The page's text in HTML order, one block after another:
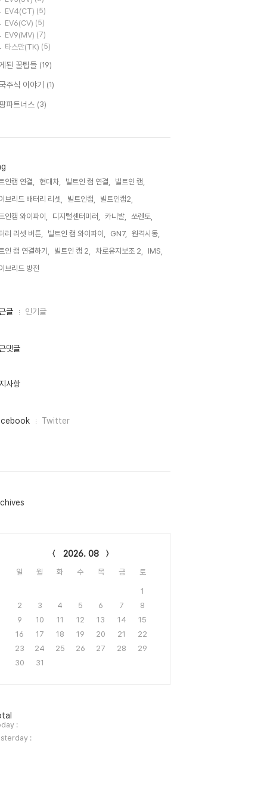
EV4(CT) (5)
EV6(CV) (5)
EV9(MV) (7)
타스만(TK) (5)
된 꿀팁들 (19)
주식 이야기 (1)
파트너스 (3)
인캠 연결, 현대차, 빌트인 캠 연결,
빌트인 캠,
브리드 배터리 리셋,
빌트인캠,
빌트인캠2,
인캠 와이파이,
디지털센터미러, 카니발,
쏘렌토,
리 리셋 버튼,
빌트인 캠 와이파이, GN7,
원격시동,
인 캠 연결하기,
빌트인 캠 2, 차로유지보조 2,
IMS,
브리드 방전,
글 인기글
댓글
사항
Twitter
2026. 08
일 월 화 수 목 금 토
1
2
3 4 5 6 7
8
9
10 11 12 13 14
15
16
17 18 19 20 21
22
23
24 25 26 27 28
29
30
31
:
: